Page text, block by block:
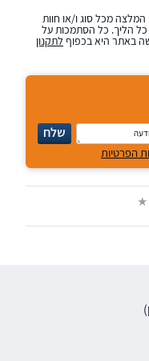
המלצה מכל סוג ו/או חוות
כל הליך. כל הסתמכות על
באתר היא בכפוף לתקנון
שלח
הפרטיות